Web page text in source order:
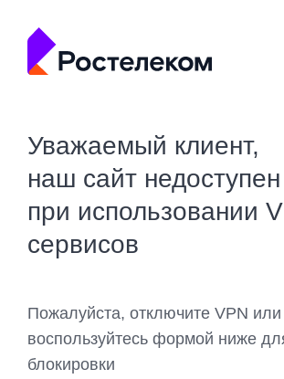
Уважаемый клиент,
наш сайт недоступен
при использовании
сервисов
Пожалуйста, отключите VPN или
воспользуйтесь формой ниже
блокировки